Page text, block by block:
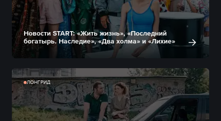
Новости START: «Жить жизнь», «Последний
богатырь. Наследие», «Два холма» и «Лихие»
ЛОНГРИД